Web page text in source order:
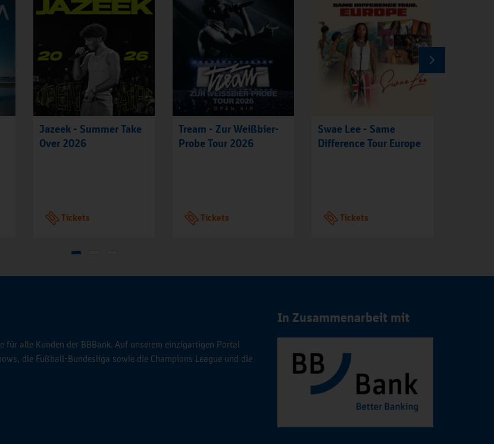
Jazeek - Summer Take
Over 2026
Tickets
Tream - Zur Weißbier-
Probe Tour 2026
Tickets
Swae Lee - Same
Difference Tour Europe
Tickets
alle Kunden der BBBank. Auf unserem einzigartigen Portal
die Fußball-Bundesliga sowie die Champions League und die
In Zusammenarbeit mit